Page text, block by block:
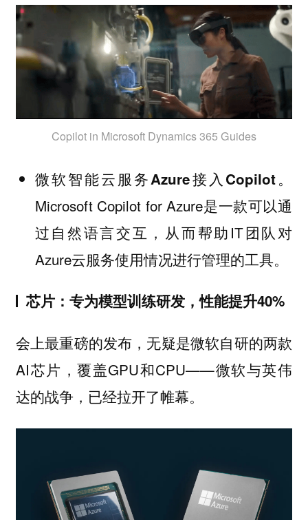
Copilot in Microsoft Dynamics 365 Guides
微软智能云服务Azure接入Copilot。
Microsoft Copilot for Azure是一款可以通
过自然语言交互，从而帮助IT团队对
Azure云服务使用情况进行管理的工具。
芯片：专为模型训练研发，性能提升40%
会上最重磅的发布，无疑是微软自研的两款
AI芯片，覆盖GPU和CPU——微软与英伟
达的战争，已经拉开了帷幕。